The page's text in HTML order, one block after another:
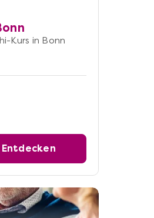
Kurs in Bonn
Entdecken